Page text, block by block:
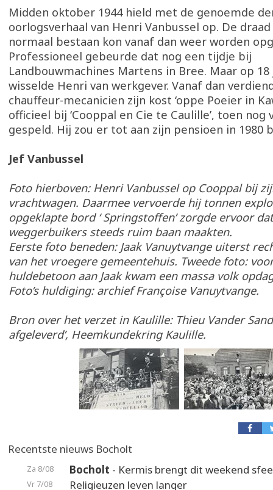
Midden oktober 1944 hield met de genoemde
oorlogsverhaal van Henri Vanbussel op. De
normaal bestaan kon vanaf dan weer worden
Professioneel gebeurde dat nog een tijdje bij
Landbouwmachines Martens in Bree. Maar op 18
wisselde Henri van werkgever. Vanaf dan
chauffeur-mecanicien zijn kost ‘oppe Poeier in
officieel bij ‘Cooppal en Cie te Caulille’, toen nog
gespeld. Hij zou er tot aan zijn pensioen in 1980
Jef Vanbussel
Foto hierboven: Henri Vanbussel op Cooppal bij
vrachtwagen. Daarmee vervoerde hij tonnen
opgeklapte bord ‘ Springstoffen’ zorgde ervoor
weggerbuikers steeds ruim baan maakten.
Eerste foto beneden: Jaak Vanuytvange uiterst
van het vroegere gemeentehuis. Tweede foto:
huldebetoon aan Jaak kwam een massa volk
Foto’s huldiging: archief Françoise Vanuytvange.
Bron over het verzet in Kaulille: Thieu Vander
afgeleverd’, Heemkundekring Kaulille.
Recentste nieuws Bocholt
Za 8/08 Bocholt - Kermis brengt dit weekend
Vr 7/08 Religieuzen leven langer